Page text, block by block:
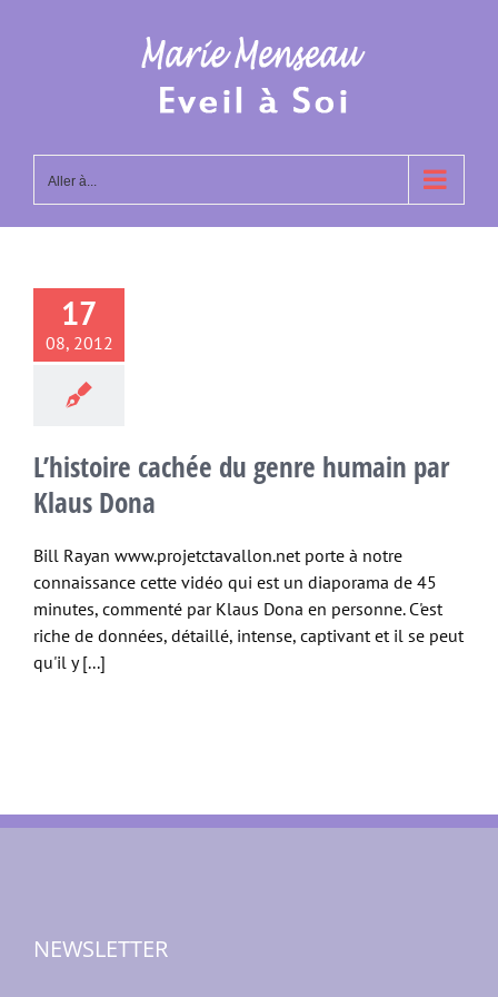
Aller à...
17
08, 2012
L’histoire cachée du genre humain par
Klaus Dona
Bill Rayan www.projetctavallon.net porte à notre
connaissance cette vidéo qui est un diaporama de 45
minutes, commenté par Klaus Dona en personne. C'est
riche de données, détaillé, intense, captivant et il se peut
qu'il y [...]
NEWSLETTER